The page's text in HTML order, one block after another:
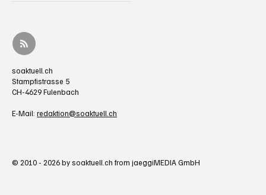
soaktuell.ch
Stampfistrasse 5
CH-4629 Fulenbach
E-Mail: redaktion@soaktuell.ch
© 2010 - 2026 by soaktuell.ch from jaeggiMEDIA GmbH